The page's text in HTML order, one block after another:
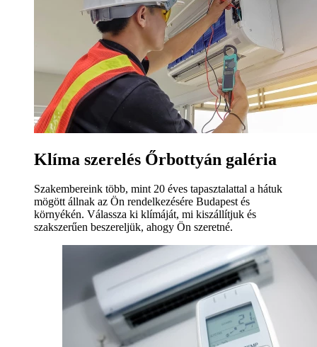
Klíma szerelés Őrbottyán galéria
Szakembereink több, mint 20 éves tapasztalattal a hátuk
mögött állnak az Ön rendelkezésére Budapest és
környékén. Válassza ki klímáját, mi kiszállítjuk és
szakszerűen beszereljük, ahogy Ön szeretné.